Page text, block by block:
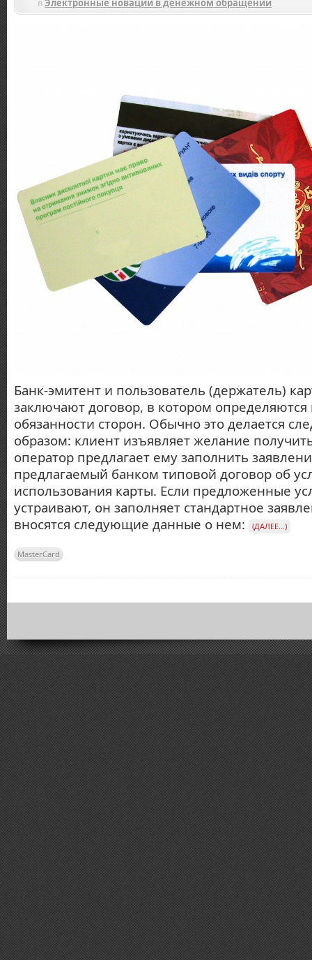
вЭлектронные новации в денежном обращении
Банк-эмитент и пользователь (держатель)
заключают договор, в котором определяются
обязанности сторон. Обычно это делается
образом: клиент изъявляет желание
оператор предлагает ему заполнить
предлагаемый банком типовой договор об
использования карты. Если предложенные
устраивают, он заполняет стандартное
вносятся следующие данные о нем:
(ДАЛЕЕ…)
MasterCard